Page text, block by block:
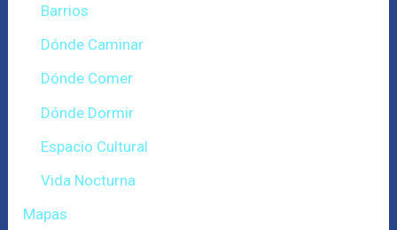
Barrios
Dónde Caminar
Dónde Comer
Dónde Dormir
Espacio Cultural
Vida Nocturna
Mapas